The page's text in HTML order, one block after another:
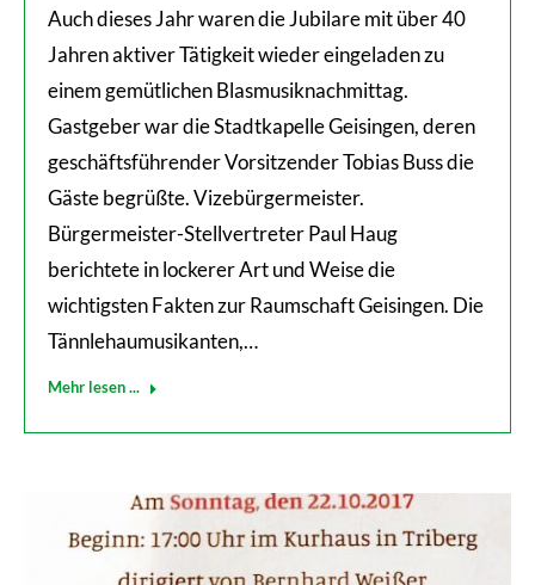
Auch dieses Jahr waren die Jubilare mit über 40
Jahren aktiver Tätigkeit wieder eingeladen zu
einem gemütlichen Blasmusiknachmittag.
Gastgeber war die Stadtkapelle Geisingen, deren
geschäftsführender Vorsitzender Tobias Buss die
Gäste begrüßte. Vizebürgermeister.
Bürgermeister-Stellvertreter Paul Haug
berichtete in lockerer Art und Weise die
wichtigsten Fakten zur Raumschaft Geisingen. Die
Tännlehaumusikanten,…
Mehr lesen ...